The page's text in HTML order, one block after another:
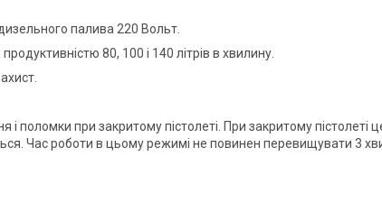
палива 220 Вольт.
80, 100 і 140 літрів в хвилину.
при закритому пістолеті. При закритому пістолеті
Час роботи в цьому режимі не повинен перевищувати 3